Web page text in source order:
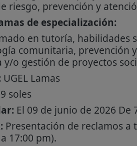
riesgo, prevención y
de especialización:
en tutoría, habilidades
comunitaria, prevención
y/o gestión de proyectos
UGEL Lamas
soles
El 09 de junio de 2026 De
Presentación de reclamos a
17:00 pm).